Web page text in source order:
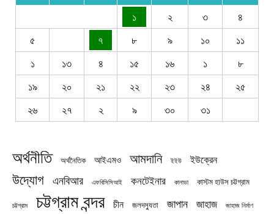
১ ২ ৩
৪
৫
৭ ৮ ৯ ১০
১১
১
১৩ ৪ ১৫ ১৬ ১
৮
১৯
২০ ২১ ২২ ২৩ ২৪
২৫
২৬
২৭ ২ ৯ ৩০ ৩১
অর্থনীতি অর্থনৈতিক আইএমও আমদানি ইইউ ইউক্রেন
উদ্যোগ এনবিআর এফবিসিসিআই কনটেইনার কানাডা কাস্টম হাউস চট্টগ্রাম
চট্টগ্রাম চট্টগ্রাম বন্দর চীন জলদস্যুতা জাপান জাহাজ জাহাজ নির্মাণ